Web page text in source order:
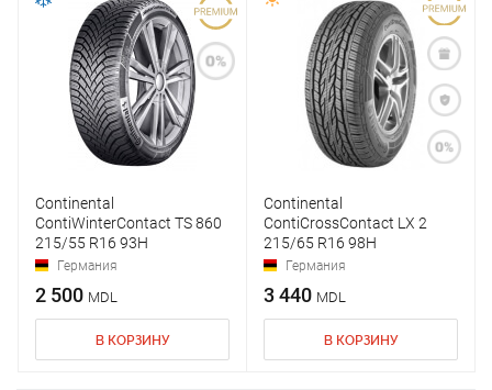
Continental
ContiWinterContact TS 860
215/55 R16 93H
Германия
2 500 MDL
В КОРЗИНУ
Continental
ContiCrossContact LX 2
215/65 R16 98H
Германия
3 440 MDL
В КОРЗИНУ